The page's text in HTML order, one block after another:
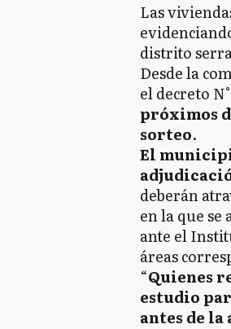
Las
distrito
Desde la
el decreto
próximos
sorteo.
El
deberán
en la que
ante el
áreas
“Quienes
estudio
antes de